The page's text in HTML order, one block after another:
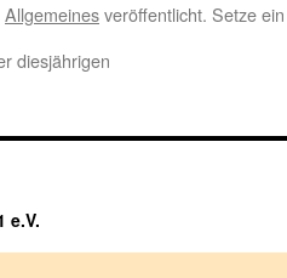
Allgemeinesveröffentlicht. Setze
diesjährigen
e.V.